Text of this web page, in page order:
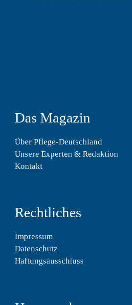
Das Magazin
Über Pflege-Deutschland
Unsere Experten & Redaktion
Kontakt
Rechtliches
Impressum
Datenschutz
Haftungsausschluss